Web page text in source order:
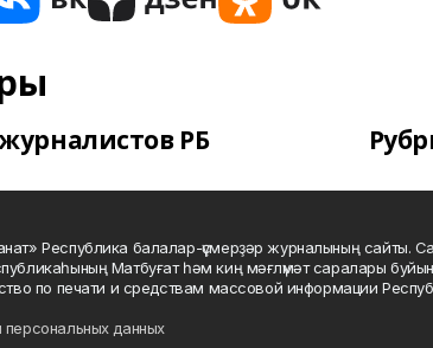
РБ
Республика балалар-үҫмерҙәр журналының сайты.
Матбуғат һәм киң мәғлүмәт саралары
по печати и средствам массовой информации
данных